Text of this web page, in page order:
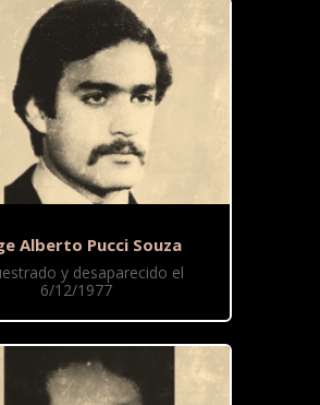
Alberto Pucci Souza
y desaparecido el
6/12/1977